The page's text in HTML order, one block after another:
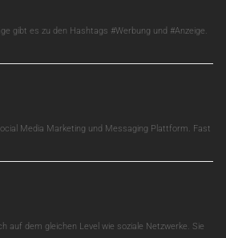
gibt es zu den Hashtags #Werbung und #Anzeige.
Media Marketing und Messaging Plattform. Fast
auf dem gleichen Level wie soziale Netzwerke. Sie